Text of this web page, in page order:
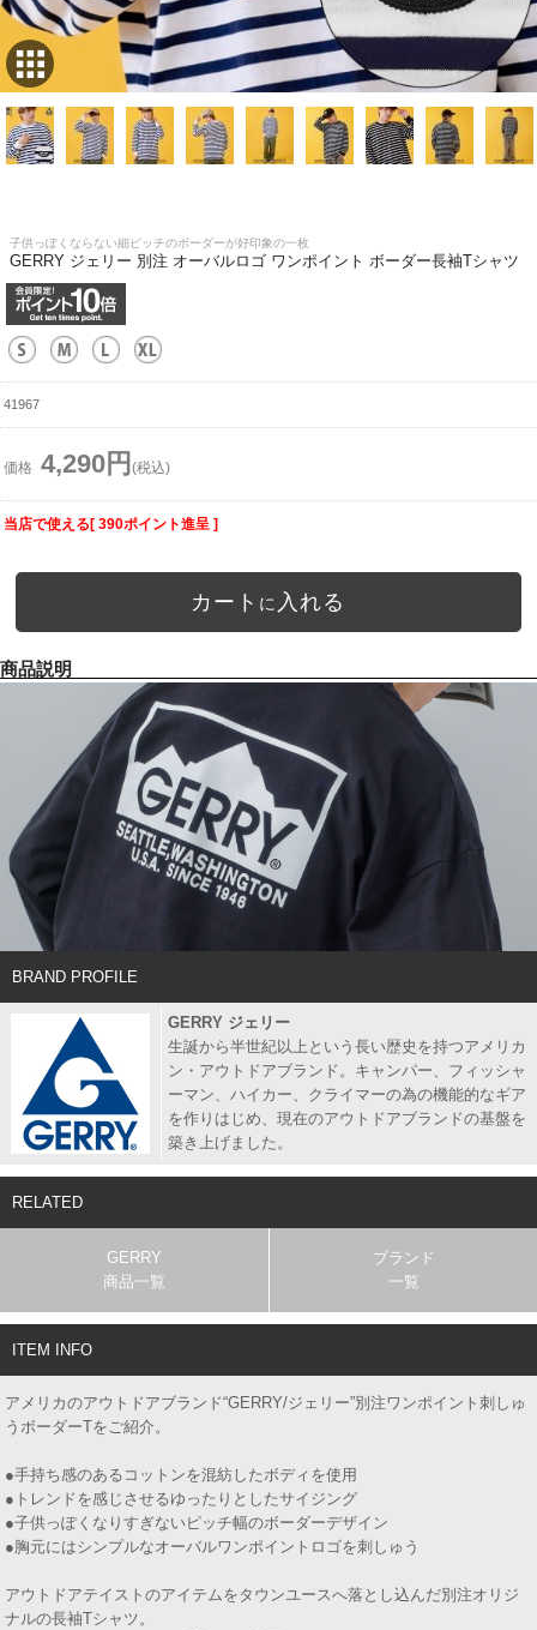
子供っぽくならない細ピッチのボーダーが好印象の一枚
GERRY ジェリー 別注 オーバルロゴ ワンポイント ボーダー長袖Tシャツ
41967
価格 4,290円 (税込)
当店で使える[ 390ポイント進呈 ]
カート に 入れる
商品説明
BRAND PROFILE
GERRY ジェリー
生誕から半世紀以上という長い歴史を持つアメリカ
ン・アウトドアブランド。キャンパー、フィッシャ
ーマン、ハイカー、クライマーの為の機能的なギア
を作りはじめ、現在のアウトドアブランドの基盤を
築き上げました。
RELATED
GERRY
商品一覧
ブランド
一覧
ITEM INFO
アメリカのアウトドアブランド“GERRY/ジェリー”別注ワンポイント刺しゅ
うボーダーTをご紹介。
●手持ち感のあるコットンを混紡したボディを使用
●トレンドを感じさせるゆったりとしたサイジング
●子供っぽくなりすぎないピッチ幅のボーダーデザイン
●胸元にはシンプルなオーバルワンポイントロゴを刺しゅう
アウトドアテイストのアイテムをタウンユースへ落とし込んだ別注オリジ
ナルの長袖Tシャツ。